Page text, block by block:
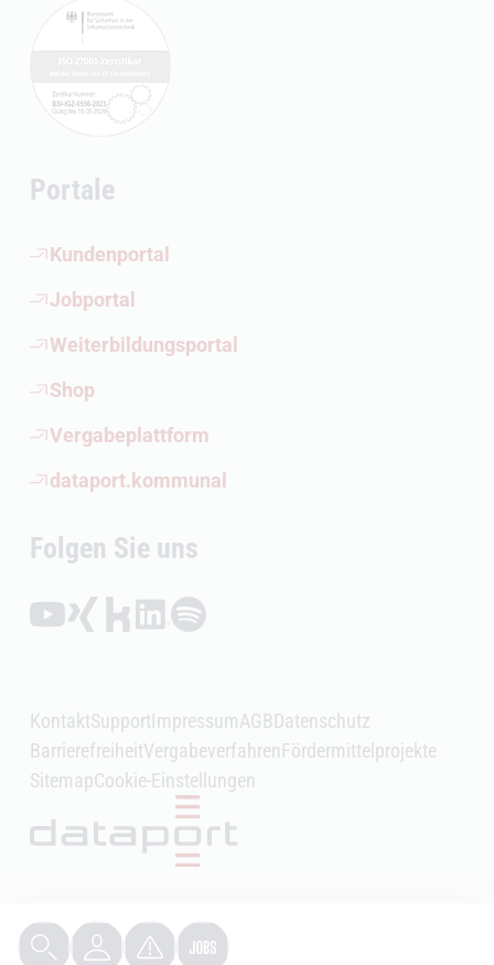
Portale
Kundenportal
(Öffnet externen Link)
Jobportal
(Öffnet externen Link)
Weiterbildungsportal
(Öffnet externen Link)
Shop
(Öffnet externen Link)
Vergabeplattform
(Öffnet externen Link)
dataport.kommunal
(Öffnet externen Link)
Folgen Sie uns
Folgen auf YouTube (Öffnet externen Link)
Folgen auf Xing (Öffnet externen Link)
Folgen auf Kununu (Öffnet externen Link)
Folgen auf LinkedIn (Öffnet externen Link)
Folgen auf Spotify (Öffnet externen Link)
KontaktSupportImpressumAGBDatenschutz
BarrierefreiheitVergabeverfahrenFördermittelprojekte
SitemapCookie-Einstellungen